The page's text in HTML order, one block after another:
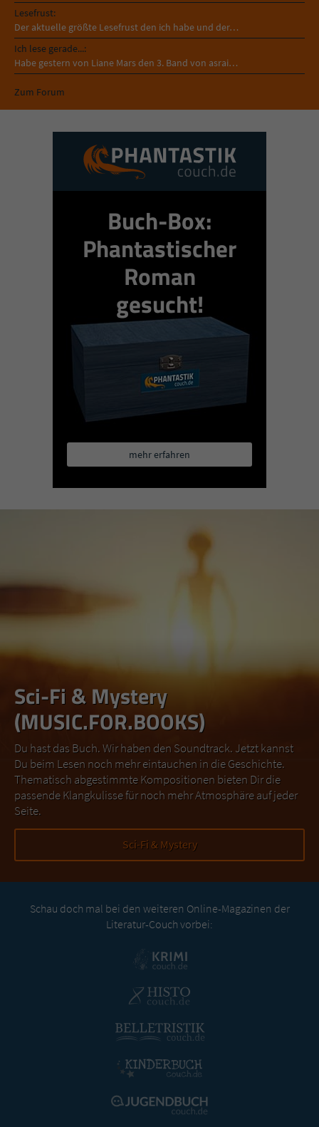
Lesefrust:
Der aktuelle größte Lesefrust den ich habe und der…
Ich lese gerade...:
Habe gestern von Liane Mars den 3. Band von asrai…
Zum Forum
Buch-Box:
Phantastischer
Roman
gesucht!
mehr erfahren
Sci-Fi & Mystery
(MUSIC.FOR.BOOKS)
Du hast das Buch. Wir haben den Soundtrack. Jetzt kannst
Du beim Lesen noch mehr eintauchen in die Geschichte.
Thematisch abgestimmte Kompositionen bieten Dir die
passende Klangkulisse für noch mehr Atmosphäre auf jeder
Seite.
Sci-Fi & Mystery
Schau doch mal bei den weiteren Online-Magazinen der
Literatur-Couch vorbei: